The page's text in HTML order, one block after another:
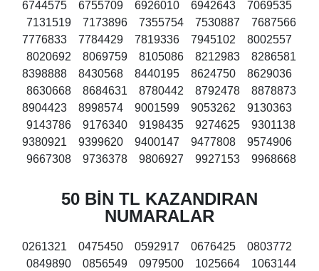
6744575 6755709 6926010 6942643 7069535
7131519 7173896 7355754 7530887 7687566
7776833 7784429 7819336 7945102 8002557
8020692 8069759 8105086 8212983 8286581
8398888 8430568 8440195 8624750 8629036
8630668 8684631 8780442 8792478 8878873
8904423 8998574 9001599 9053262 9130363
9143786 9176340 9198435 9274625 9301138
9380921 9399620 9400147 9477808 9574906
9667308 9736378 9806927 9927153 9968668
50 BİN TL KAZANDIRAN
NUMARALAR
0261321 0475450 0592917 0676425 0803772
0849890 0856549 0979500 1025664 1063144